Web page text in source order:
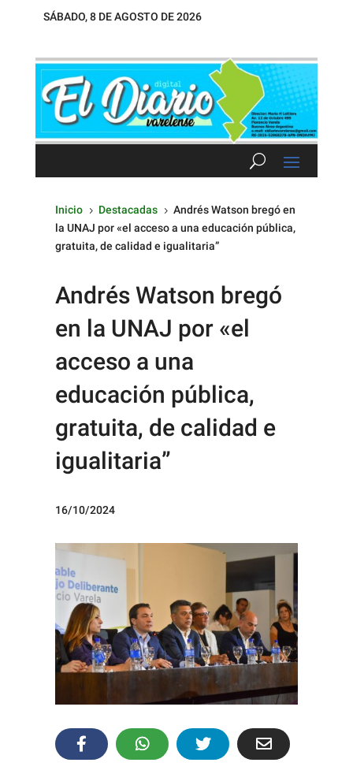
SÁBADO, 8 DE AGOSTO DE 2026
Inicio 5 Destacadas 5 Andrés Watson bregó en
la UNAJ por «el acceso a una educación pública,
gratuita, de calidad e igualitaria”
Andrés Watson bregó
en la UNAJ por «el
acceso a una
educación pública,
gratuita, de calidad e
igualitaria”
16/10/2024